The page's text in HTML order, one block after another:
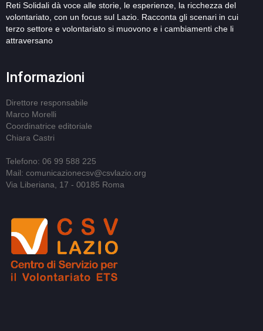
Reti Solidali dà voce alle storie, le esperienze, la ricchezza del
volontariato, con un focus sul Lazio. Racconta gli scenari in cui
terzo settore e volontariato si muovono e i cambiamenti che li
attraversano
Informazioni
Direttore responsabile
Marco Morelli
Coordinatrice editoriale
Chiara Castri
Telefono: 06 99 588 225
Mail: comunicazionecsv@csvlazio.org
Via Liberiana, 17 - 00185 Roma